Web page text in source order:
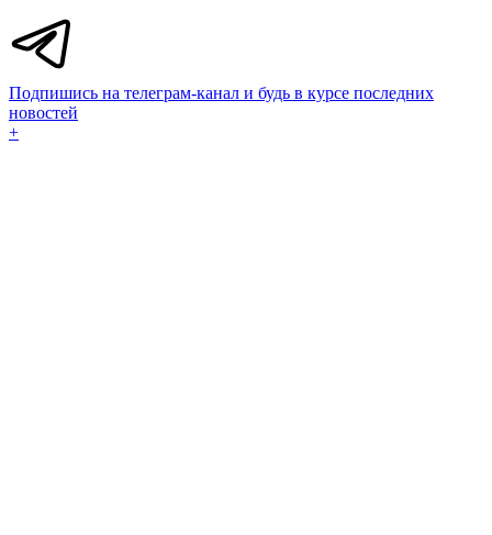
Подпишись на телеграм-канал и будь в курсе последних
новостей
+